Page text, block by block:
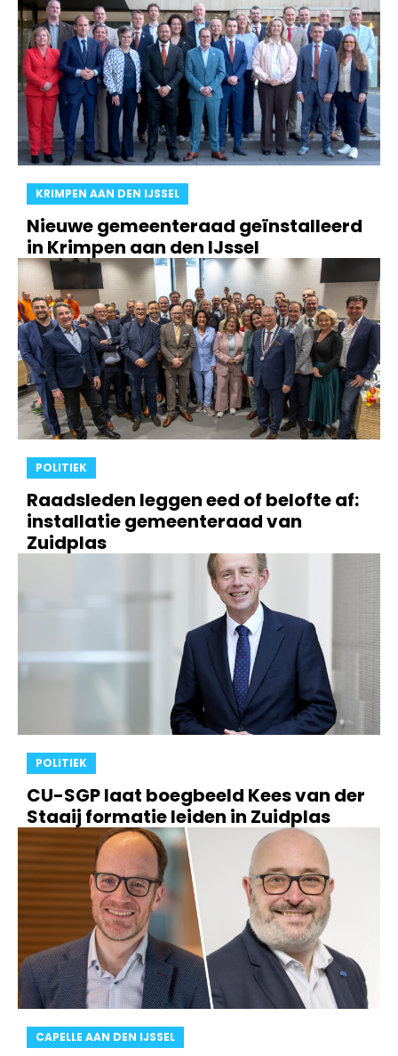
KRIMPEN AAN DEN IJSSEL
Nieuwe gemeenteraad geïnstalleerd
in Krimpen aan den IJssel
POLITIEK
Raadsleden leggen eed of belofte af:
installatie gemeenteraad van
Zuidplas
POLITIEK
CU-SGP laat boegbeeld Kees van der
Staaij formatie leiden in Zuidplas
CAPELLE AAN DEN IJSSEL